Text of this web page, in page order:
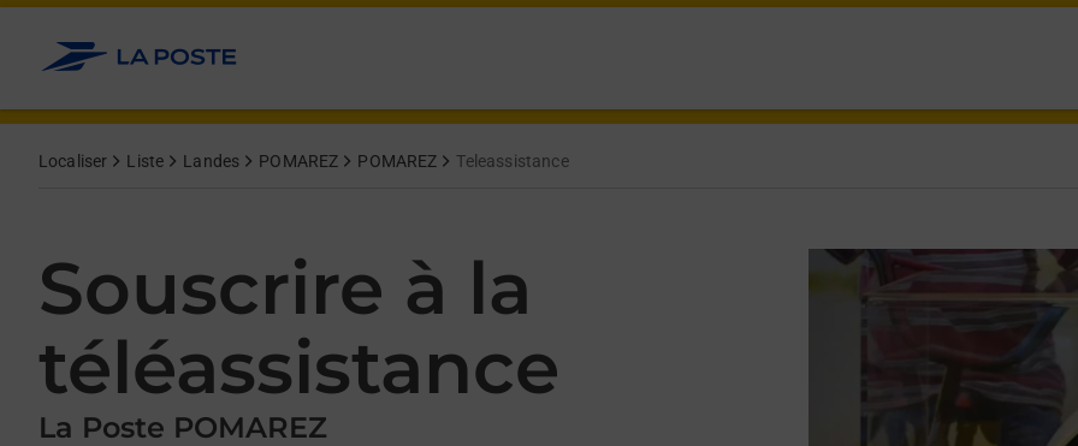
Allez au contenu
Localiser Liste Landes POMAREZ POMAREZ Teleassistance
Souscrire à la
téléassistance
La Poste POMAREZ
Afficher ou masquer la réponse
Afficher ou masquer la réponse
Afficher ou masquer la réponse